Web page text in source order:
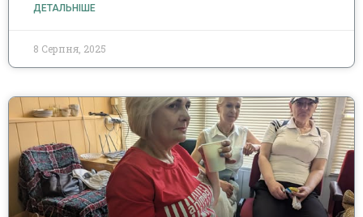
ДЕТАЛЬНІШЕ
8 Серпня, 2025